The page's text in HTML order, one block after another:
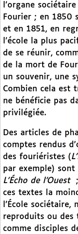
l’organe
Fourier ; en 1850
et en 1851, en
l’école la plus
de se réunir,
de la mort de
un souvenir, une
Combien cela est
ne bénéficie pas
privilégiée.
Des articles de
comptes rendus
des fouriéristes (
par exemple) sont
L’Écho de l’Ouest
ces textes la
l’École
reproduits ou des
comme disciples